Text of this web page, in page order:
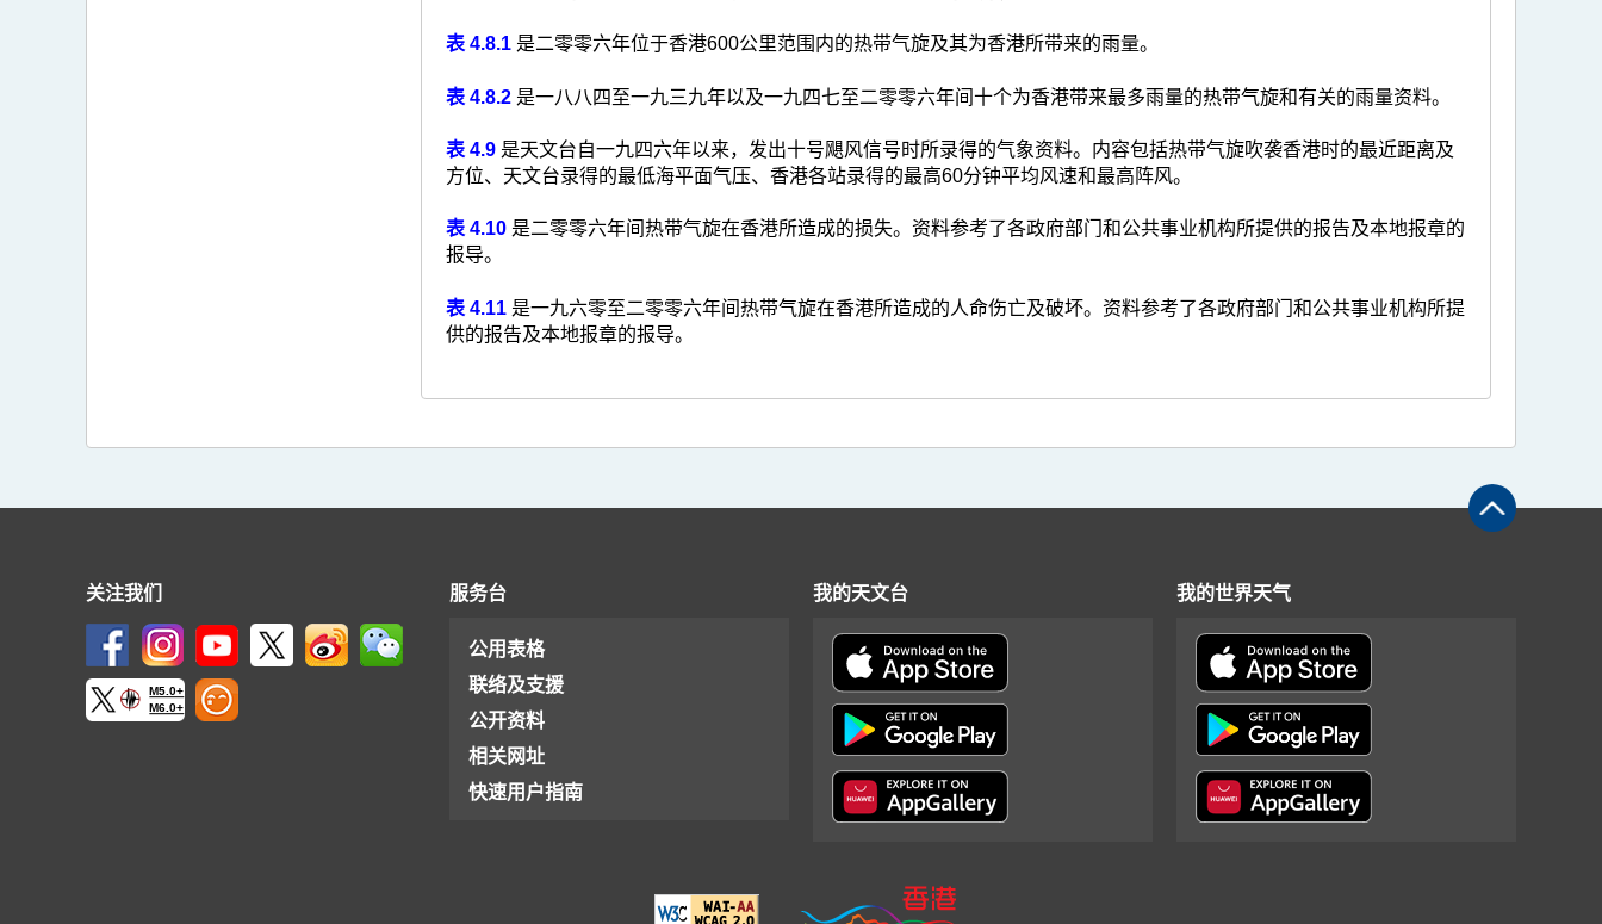
表 4.8.1 是二零零六年位于香港600公里范围内的热带气旋及其为香港所带来的雨量。
表 4.8.2 是一八八四至一九三九年以及一九四七至二零零六年间十个为香港带来最多雨量的热带气旋和有关的雨量资料。
表 4.9 是天文台自一九四六年以来，发出十号飓风信号时所录得的气象资料。内容包括热带气旋吹袭香港时的最近距离及
方位、天文台录得的最低海平面气压、香港各站录得的最高60分钟平均风速和最高阵风。
表 4.10 是二零零六年间热带气旋在香港所造成的损失。资料参考了各政府部门和公共事业机构所提供的报告及本地报章的
报导。
表 4.11 是一九六零至二零零六年间热带气旋在香港所造成的人命伤亡及破坏。资料参考了各政府部门和公共事业机构所提
供的报告及本地报章的报导。
关注我们
M5.0+
M6.0+
服务台
公用表格
联络及支援
公开资料
相关网址
快速用户指南
我的天文台 我的世界天气